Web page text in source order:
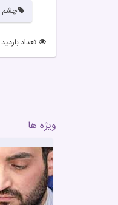
چشم
تعداد بازدید
ویژه ها